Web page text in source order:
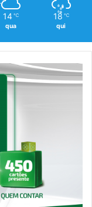
14 ℃
qua
18 ℃
qui